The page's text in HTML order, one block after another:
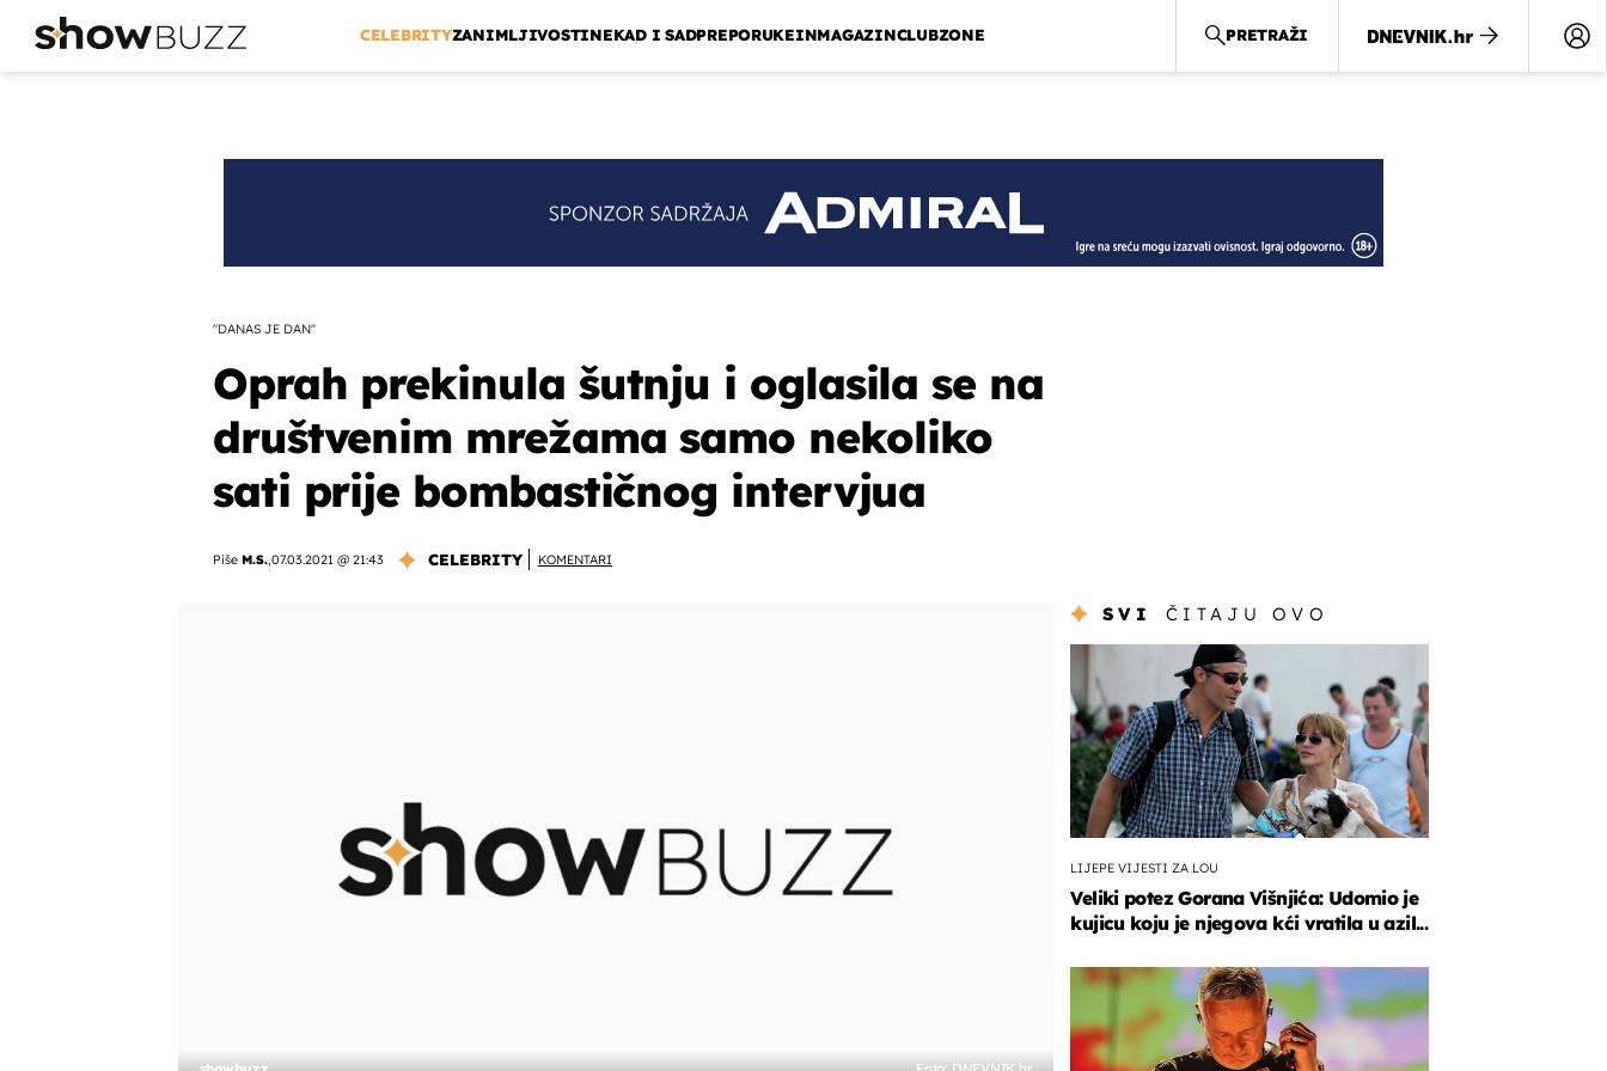
CELEBRITYZANIMLJIVOSTINEKAD I SADPREPORUKEINMAGAZINCLUBZONE PRETRAŽI
"DANAS JE DAN"
Oprah prekinula šutnju i oglasila se na
društvenim mrežama samo nekoliko
sati prije bombastičnog intervjua
Piše M.S.,07.03.2021 @ 21:43 CELEBRITY KOMENTARI
SVI ČITAJU OVO
LIJEPE VIJESTI ZA LOU
Veliki potez Gorana Višnjića: Udomio je
kujicu koju je njegova kći vratila u azil...